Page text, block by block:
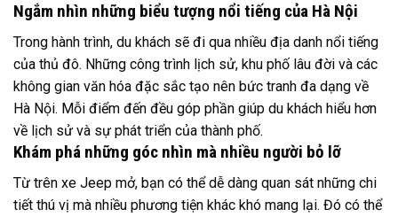
Ngắm nhìn những biểu tượng nổi tiếng của Hà Nội
Trong hành trình, du khách sẽ đi qua nhiều địa danh nổi tiếng
của thủ đô. Những công trình lịch sử, khu phố lâu đời và các
không gian văn hóa đặc sắc tạo nên bức tranh đa dạng về
Hà Nội. Mỗi điểm đến đều góp phần giúp du khách hiểu hơn
về lịch sử và sự phát triển của thành phố.
Khám phá những góc nhìn mà nhiều người bỏ lỡ
Từ trên xe Jeep mở, bạn có thể dễ dàng quan sát những chi
tiết thú vị mà nhiều phương tiện khác khó mang lại. Đó có thể